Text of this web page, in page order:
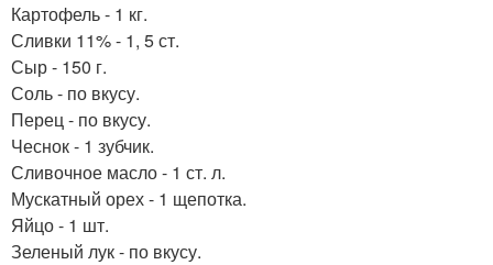
Картофель - 1 кг.
Сливки 11% - 1, 5 ст.
Сыр - 150 г.
Соль - по вкусу.
Перец - по вкусу.
Чеснок - 1 зубчик.
Сливочное масло - 1 ст. л.
Мускатный орех - 1 щепотка.
Яйцо - 1 шт.
Зеленый лук - по вкусу.